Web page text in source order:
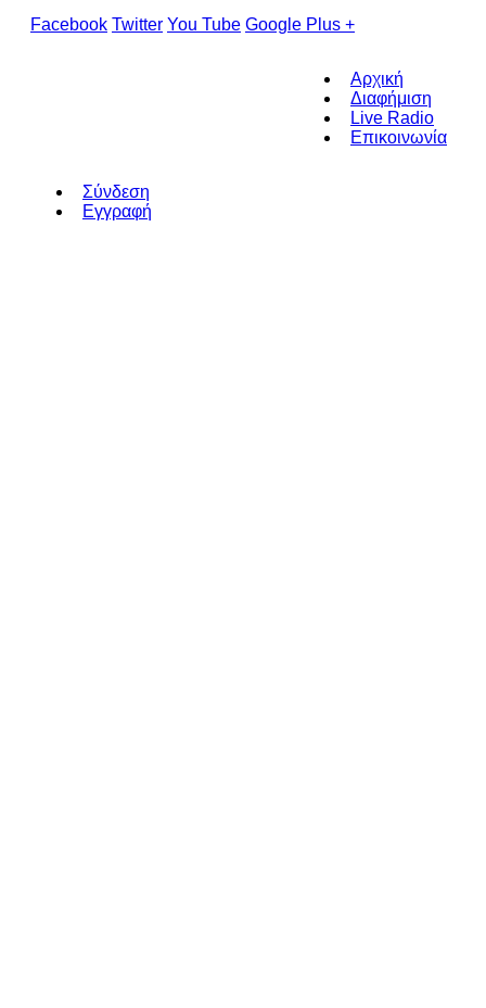
Facebook Twitter You Tube Google Plus +
Αρχική
Διαφήμιση
Live Radio
Επικοινωνία
Σύνδεση
Εγγραφή